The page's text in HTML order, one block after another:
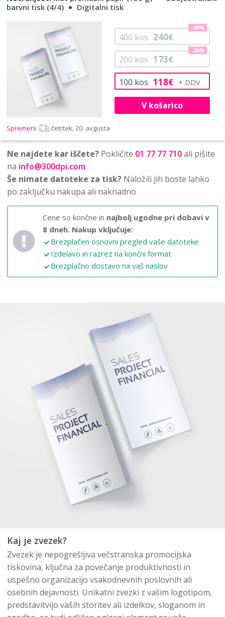
barvni tisk (4/4)
Digitalni tisk
100 kos 118€
200 kos 173€
-26%
400 kos 240€
-49%
V košarico
Spremeni četrtek, 20. avgusta
Ne najdete kar iščete? Pokličite 01 77 77 710ali pišite
na info@300dpi.com
Še nimate datoteke za tisk? Naložili jih boste lahko
po zaključku nakupa ali naknadno
Cene so končne in najbolj ugodne pri dobavi v
8 dneh. Nakup vključuje:
Brezplačen osnovni pregled vaše datoteke
Izdelavo in razrez na končni format
Brezplačno dostavo na vaš naslov
Kaj je zvezek?
Zvezek je nepogrešljiva večstranska promocijska
tiskovina, ključna za povečanje produktivnosti in
uspešno organizacijo vsakodnevnih poslovnih ali
osebnih dejavnosti. Unikatni zvezki z vašim logotipom,
predstavitvijo vaših storitev ali izdelkov, sloganom in